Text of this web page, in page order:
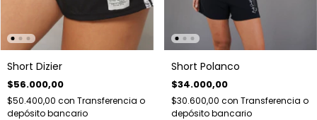
Short Dizier
$56.000,00
$50.400,00 con Transferencia o
depósito bancario
Short Polanco
$34.000,00
$30.600,00 con Transferencia o
depósito bancario